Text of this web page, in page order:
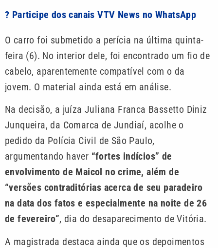
? Participe dos canais VTV News no WhatsApp
O carro foi submetido a perícia na última quinta-
feira (6). No interior dele, foi encontrado um fio de
cabelo, aparentemente compatível com o da
jovem. O material ainda está em análise.
Na decisão, a juíza Juliana Franca Bassetto Diniz
Junqueira, da Comarca de Jundiaí, acolhe o
pedido da Polícia Civil de São Paulo,
argumentando haver “fortes indícios” de
envolvimento de Maicol no crime, além de
“versões contraditórias acerca de seu paradeiro
na data dos fatos e especialmente na noite de 26
de fevereiro”, dia do desaparecimento de Vitória.
A magistrada destaca ainda que os depoimentos